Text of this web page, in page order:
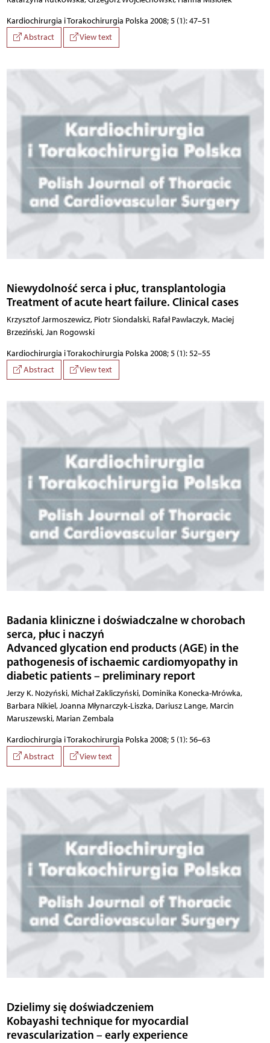
Kardiochirurgia i Torakochirurgia Polska 2008; 5 (1): 47–51
Abstract
View text
Niewydolność serca i płuc, transplantologia
Treatment of acute heart failure. Clinical cases
Krzysztof Jarmoszewicz, Piotr Siondalski, Rafał Pawlaczyk, Maciej
Brzeziński, Jan Rogowski
Kardiochirurgia i Torakochirurgia Polska 2008; 5 (1): 52–55
Abstract
View text
Badania kliniczne i doświadczalne w chorobach
serca, płuc i naczyń
Advanced glycation end products (AGE) in the
pathogenesis of ischaemic cardiomyopathy in
diabetic patients – preliminary report
Jerzy K. Nożyński, Michał Zakliczyński, Dominika Konecka-Mrówka,
Barbara Nikiel, Joanna Młynarczyk-Liszka, Dariusz Lange, Marcin
Maruszewski, Marian Zembala
Kardiochirurgia i Torakochirurgia Polska 2008; 5 (1): 56–63
Abstract
View text
Dzielimy się doświadczeniem
Kobayashi technique for myocardial
revascularization – early experience